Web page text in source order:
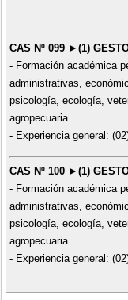
CAS Nº 099 ►(1)
- Formación académica
administrativas,
psicología, ecología,
agropecuaria.
- Experiencia general:
CAS Nº 100 ►(1)
- Formación académica
administrativas,
psicología, ecología,
agropecuaria.
- Experiencia general: